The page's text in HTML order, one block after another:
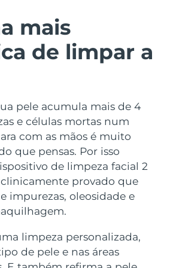
mais
de limpar a
pele acumula mais de 4
e células mortas num
com as mãos é muito
que pensas. Por isso
de limpeza facial 2
clinicamente provado que
impurezas, oleosidade e
limpeza personalizada,
de pele e nas áreas
massage
4 Plus
LED heating
4 Men
toning
2 go
toning on-the-go
2 eyes & lips
3 kit
facial hydration
3 LED
infrared and red light therapy
Cuidado oral
4
silicone sonic toothbrush
hybrid silicone sonic toothbrush
ANTIENVELHECIMENTO
Tratamentos LED
Entrega prevista10/8/26
Entrega prevista15/8/26
Entrega prevista12/8/26
Entrega prevista14/8/26
Entrega prevista9/8/26
Entrega prevista